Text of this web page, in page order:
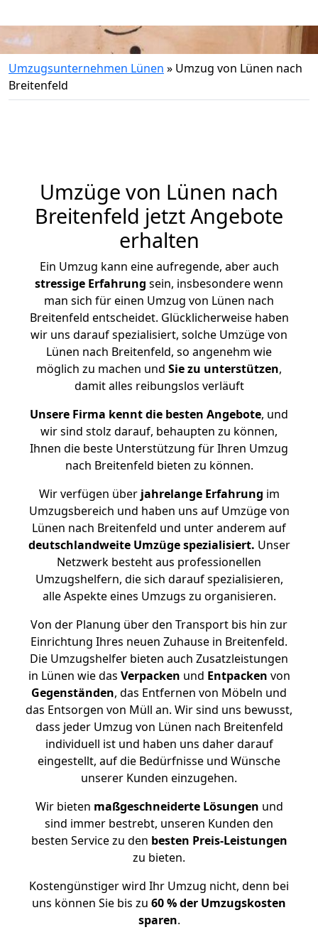
Umzugsunternehmen Lünen » Umzug von Lünen nach
Breitenfeld
Umzüge von Lünen nach
Breitenfeld jetzt Angebote
erhalten
Ein Umzug kann eine aufregende, aber auch
stressige Erfahrung sein, insbesondere wenn
man sich für einen Umzug von Lünen nach
Breitenfeld entscheidet. Glücklicherweise haben
wir uns darauf spezialisiert, solche Umzüge von
Lünen nach Breitenfeld, so angenehm wie
möglich zu machen und Sie zu unterstützen,
damit alles reibungslos verläuft
Unsere Firma kennt die besten Angebote, und
wir sind stolz darauf, behaupten zu können,
Ihnen die beste Unterstützung für Ihren Umzug
nach Breitenfeld bieten zu können.
Wir verfügen überjahrelange Erfahrung im
Umzugsbereich und haben uns auf Umzüge von
Lünen nach Breitenfeld und unter anderem auf
deutschlandweite Umzüge spezialisiert. Unser
Netzwerk besteht aus professionellen
Umzugshelfern, die sich darauf spezialisieren,
alle Aspekte eines Umzugs zu organisieren.
Von der Planung über den Transport bis hin zur
Einrichtung Ihres neuen Zuhause in Breitenfeld.
Die Umzugshelfer bieten auch Zusatzleistungen
in Lünen wie das Verpacken und Entpacken von
Gegenständen, das Entfernen von Möbeln und
das Entsorgen von Müll an. Wir sind uns bewusst,
dass jeder Umzug von Lünen nach Breitenfeld
individuell ist und haben uns daher darauf
eingestellt, auf die Bedürfnisse und Wünsche
unserer Kunden einzugehen.
Wir bieten maßgeschneiderte Lösungen und
sind immer bestrebt, unseren Kunden den
besten Service zu den besten Preis-Leistungen
zu bieten.
Kostengünstiger wird Ihr Umzug nicht, denn bei
uns können Sie bis zu 60 % der Umzugskosten
sparen.